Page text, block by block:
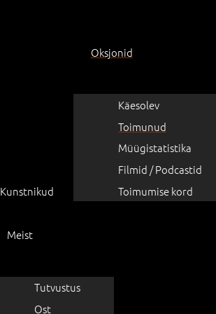
Kunstnikud
Oksjonid
Käesolev
Toimunud
Müügistatistika
Filmid / Podcastid
Toimumise kord
Meist
Tutvustus
Ost